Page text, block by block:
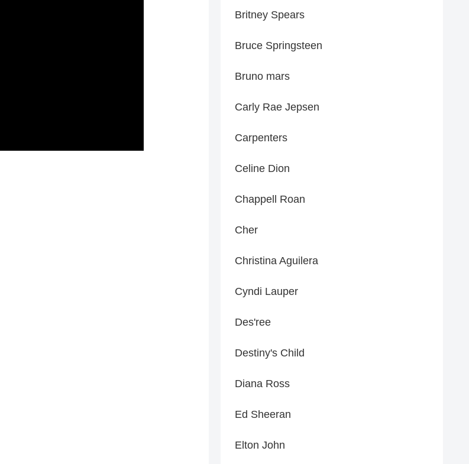
Britney Spears
Bruce Springsteen
Bruno mars
Carly Rae Jepsen
Carpenters
Celine Dion
Chappell Roan
Cher
Christina Aguilera
Cyndi Lauper
Des'ree
Destiny's Child
Diana Ross
Ed Sheeran
Elton John